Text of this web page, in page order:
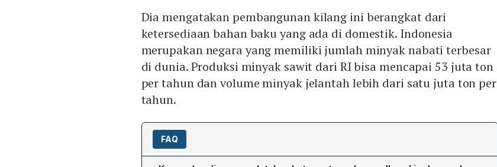
Dia mengatakan pembangunan kilang ini berangkat dari
ketersediaan bahan baku yang ada di domestik. Indonesia
merupakan negara yang memiliki jumlah minyak nabati terbesar
di dunia. Produksi minyak sawit dari RI bisa mencapai 53 juta ton
per tahun dan volume minyak jelantah lebih dari satu juta ton per
tahun.
FAQ